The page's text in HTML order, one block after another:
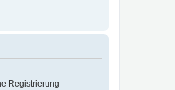
Registrierung